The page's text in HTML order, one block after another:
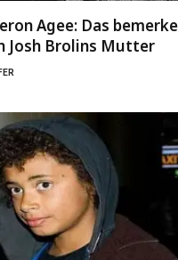
Agee: Das
Josh Brolins Mutter